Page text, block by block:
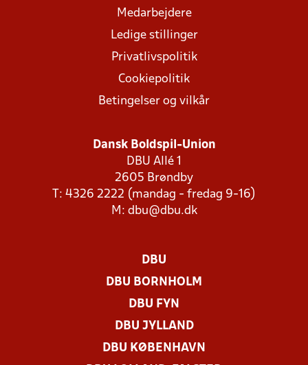
Medarbejdere
Ledige stillinger
Privatlivspolitik
Cookiepolitik
Betingelser og vilkår
Dansk Boldspil-Union
DBU Allé 1
2605 Brøndby
T: 4326 2222 (mandag - fredag 9-16)
M: dbu@dbu.dk
DBU
DBU BORNHOLM
DBU FYN
DBU JYLLAND
DBU KØBENHAVN